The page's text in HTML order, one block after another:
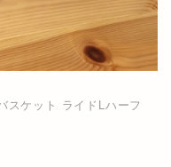
スケット ライドLハーフ